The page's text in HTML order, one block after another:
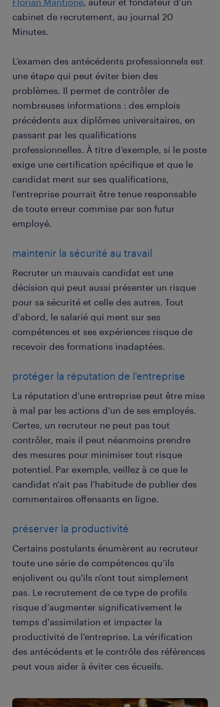
cabinet de recrutement, au journal 20
Minutes.
L’examen des antécédents professionnels est
une étape qui peut éviter bien des
problèmes. Il permet de contrôler de
nombreuses informations : des emplois
précédents aux diplômes universitaires, en
passant par les qualifications
professionnelles. À titre d’exemple, si le poste
exige une certification spécifique et que le
candidat ment sur ses qualifications,
l'entreprise pourrait être tenue responsable
de toute erreur commise par son futur
employé.
maintenir la sécurité au travail
Recruter un mauvais candidat est une
décision qui peut aussi présenter un risque
pour sa sécurité et celle des autres. Tout
d'abord, le salarié qui ment sur ses
compétences et ses expériences risque de
recevoir des formations inadaptées.
protéger la réputation de l'entreprise
La réputation d'une entreprise peut être mise
à mal par les actions d'un de ses employés.
Certes, un recruteur ne peut pas tout
contrôler, mais il peut néanmoins prendre
des mesures pour minimiser tout risque
potentiel. Par exemple, veillez à ce que le
candidat n'ait pas l'habitude de publier des
commentaires offensants en ligne.
préserver la productivité
Certains postulants énumèrent au recruteur
toute une série de compétences qu’ils
enjolivent ou qu'ils n'ont tout simplement
pas. Le recrutement de ce type de profils
risque d’augmenter significativement le
temps d'assimilation et impacter la
productivité de l’entreprise. La vérification
des antécédents et le contrôle des références
peut vous aider à éviter ces écueils.